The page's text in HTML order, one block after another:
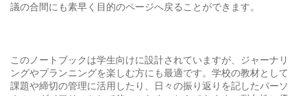
議の合間にも素早く目的のページへ戻ることができます。
このノートブックは学生向けに設計されていますが、ジャーナリ
ングやプランニングを楽しむ方にも最適です。学校の教材として
課題や締切の管理に活用したり、日々の振り返りを記したパーソ